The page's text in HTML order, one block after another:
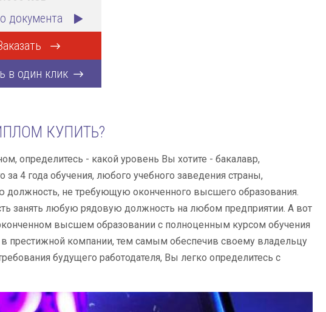
документа
в один клик
КУПИТЬ?
определитесь - какой уровень Вы хотите - бакалавр,
4 года обучения, любого учебного заведения страны,
должность, не требующую оконченного высшего образования.
занять любую рядовую должность на любом предприятии. А вот
высшем образовании с полноценным курсом обучения
престижной компании, тем самым обеспечив своему владельцу
будущего работодателя, Вы легко определитесь с